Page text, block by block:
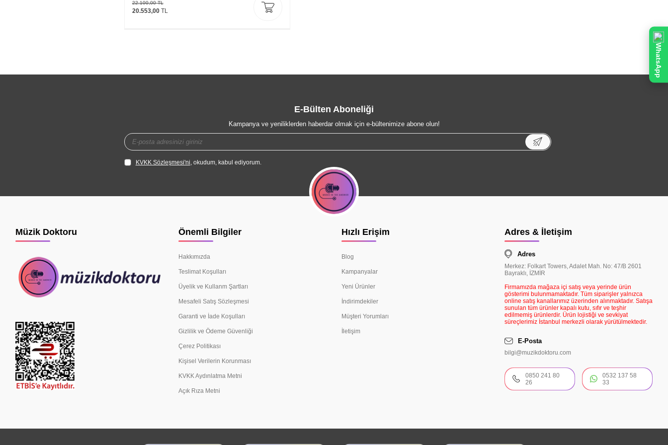
22.100,00TL
20.553,00TL
E-Bülten Aboneliği
Kampanya ve yeniliklerden haberdar olmak için e-bültenimize abone olun!
KVKK Sözleşmesi'ni , okudum, kabul ediyorum.
Müzik Doktoru Önemli Bilgiler
Hakkımızda
Teslimat Koşulları
Üyelik ve Kullanm Şartları
Mesafeli Satış Sözleşmesi
Garanti ve İade Koşulları
Gizlilik ve Ödeme Güvenliği
Çerez Politikası
Kişisel Verilerin Korunması
KVKK Aydınlatma Metni
Açık Rıza Metni
Hızlı Erişim
Blog
Kampanyalar
Yeni Ürünler
İndirimdekiler
Müşteri Yorumları
İletişim
Adres & İletişim
Adres
Merkez: Folkart Towers, Adalet Mah. No: 47/B 2601
Bayraklı, İZMİR
Firmamızda mağaza içi satış veya yerinde ürün
gösterimi bulunmamaktadır. Tüm siparişler yalnızca
online satış kanallarımız üzerinden alınmaktadır. Satışa
sunulan tüm ürünler kapalı kutu, sıfır ve teşhir
edilmemiş ürünlerdir. Ürün lojistiği ve sevkiyat
süreçlerimiz İstanbul merkezli olarak yürütülmektedir.
E-Posta
bilgi@muzikdoktoru.com
0850 241 80
26
0532 137 58
33
WhatsApp